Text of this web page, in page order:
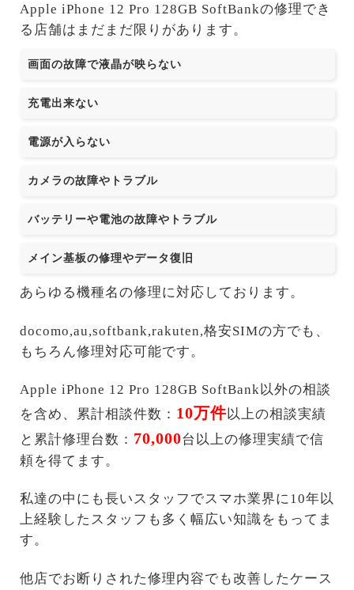
Apple iPhone 12 Pro 128GB SoftBankの修理でき
る店舗はまだまだ限りがあります。
画面の故障で液晶が映らない
充電出来ない
電源が入らない
カメラの故障やトラブル
バッテリーや電池の故障やトラブル
メイン基板の修理やデータ復旧
あらゆる機種名の修理に対応しております。
docomo,au,softbank,rakuten,格安SIMの方でも、
もちろん修理対応可能です。
Apple iPhone 12 Pro 128GB SoftBank以外の相談
を含め、累計相談件数： 10万件以上の相談実績
と累計修理台数： 70,000台以上の修理実績で信
頼を得てます。
私達の中にも長いスタッフでスマホ業界に10年以
上経験したスタッフも多く幅広い知識をもってま
す。
他店でお断りされた修理内容でも改善したケース